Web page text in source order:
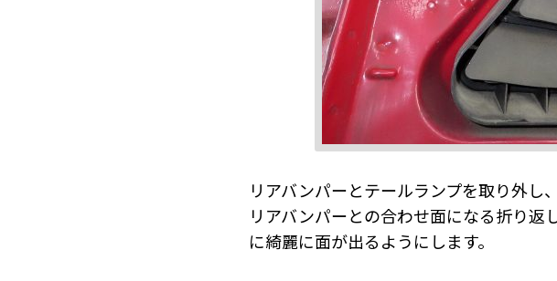
リアバンパーとテールランプを取り外し
リアバンパーとの合わせ面になる折り
に綺麗に面が出るようにします。